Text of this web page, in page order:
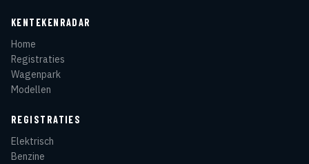
KENTEKENRADAR
Home
Registraties
Wagenpark
Modellen
REGISTRATIES
Elektrisch
Benzine